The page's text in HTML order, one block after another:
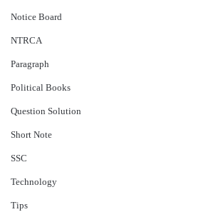
Notice Board
NTRCA
Paragraph
Political Books
Question Solution
Short Note
‍SSC
Technology
Tips